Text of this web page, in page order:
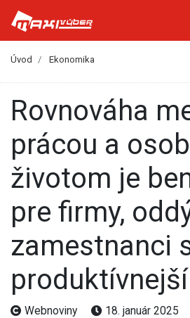
Úvod Ekonomika
Rovnováha medzi
prácou a
životom je
pre firmy,
zamestnanci
produktívnejší
Webnoviny 18. január 2025